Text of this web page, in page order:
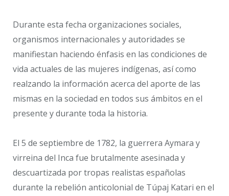
Durante esta fecha organizaciones sociales,
organismos internacionales y autoridades se
manifiestan haciendo énfasis en las condiciones de
vida actuales de las mujeres indígenas, así como
realzando la información acerca del aporte de las
mismas en la sociedad en todos sus ámbitos en el
presente y durante toda la historia.
El 5 de septiembre de 1782, la guerrera Aymara y
virreina del Inca fue brutalmente asesinada y
descuartizada por tropas realistas españolas
durante la rebelión anticolonial de Túpaj Katari en el